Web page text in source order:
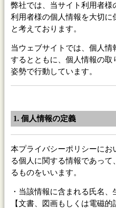
弊社では、当サイト利用者様
利用者様の個人情報を大切に
と考えております。
当ウェブサイトでは、個人
するとともに、個人情報の取
姿勢で行動しています。
1. 個人情報の定義
本プライバシーポリシーにお
る個人に関する情報であっ
るものをいいます。
・当該情報に含まれる氏名
【文書、図画もしくは電磁